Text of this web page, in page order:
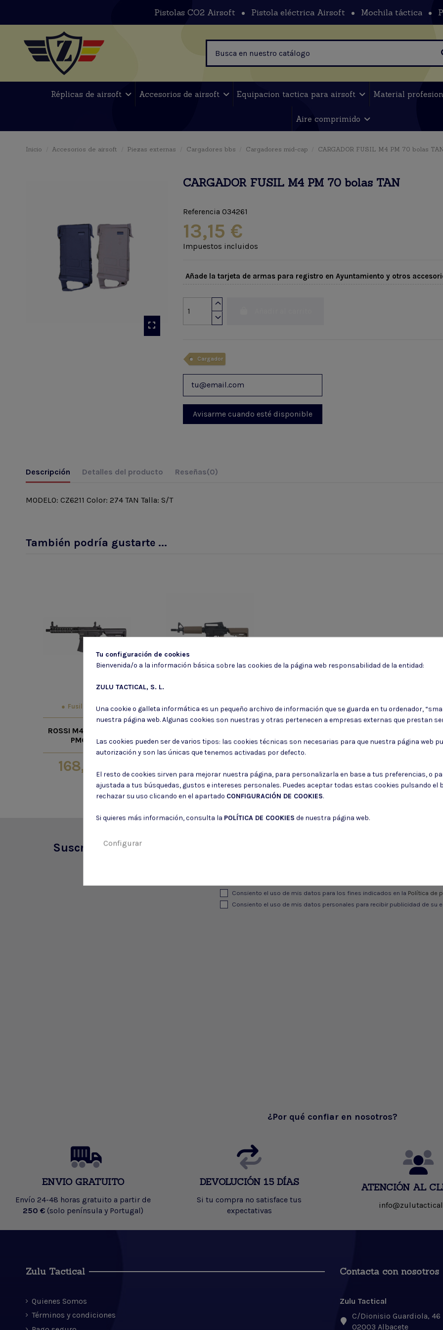
Pistolas CO2 Airsoft Pistola eléctrica Airsoft Mochila táctica
Réplicas de airsoft Accesorios de airsoft Equipacion tactica para airsoft Material
Aire comprimido
Inicio Accesorios de airsoft Piezas externas Cargadores bbs Cargadores mid-cap CARGADOR FUSIL M4 PM 70 bolas
CARGADOR FUSIL M4 PM 70 bolas TAN
Referencia 034261
13,15 €
Impuestos incluidos
Añade la tarjeta de armas para registro en Ayuntamiento y otros
Cargador
Descripción Detalles del producto Reseñas(0)
MODELO: CZ6211 Color: 274 TAN Talla: S/T
También podría gustarte ...
Fusil m4 aeg
ROSSI M4 NEPTUNE 9
PMC AEG
168,00 €
Fusil m4 aeg
FUSIL M4 SPECNA ARMS
VERSION
Suscríbete a nuestro boletín
Consiento el uso de mis datos para los fines indicados en la Política de
Consiento el uso de mis datos personales para recibir publicidad de su
¿Por qué confiar en nosotros?
ENVIO GRATUITO
Envío 24-48 horas gratuito a partir de
250 € (solo península y Portugal)
DEVOLUCIÓN 15 DÍAS
Si tu compra no satisface tus
expectativas
ATENCIÓN AL
Zulu Tactical
Quienes Somos
Términos y condiciones
Contacta con nosotros
Zulu Tactical
C/Dionisio Guardiola, 46
02003 Albacete
Tu configuración de cookies
Bienvenida/o a la información básica sobre las cookies de la página web responsabilidad de la entidad:
ZULU TACTICAL, S. L.
Una cookie o galleta informática es un pequeño archivo de información que se guarda en tu ordenador,
nuestra página web. Algunas cookies son nuestras y otras pertenecen a empresas externas que prestan
Las cookies pueden ser de varios tipos: las cookies técnicas son necesarias para que nuestra página web
autorización y son las únicas que tenemos activadas por defecto.
El resto de cookies sirven para mejorar nuestra página, para personalizarla en base a tus preferencias, o
ajustada a tus búsquedas, gustos e intereses personales. Puedes aceptar todas estas cookies pulsando el
rechazar su uso clicando en el apartado CONFIGURACIÓN DE COOKIES.
Si quieres más información, consulta la POLÍTICA DE COOKIES de nuestra página web.
Configurar